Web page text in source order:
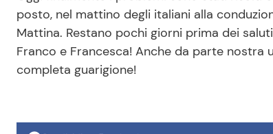
posto, nel mattino degli italiani alla
Mattina. Restano pochi giorni prima dei
Franco e Francesca! Anche da parte
completa guarigione!